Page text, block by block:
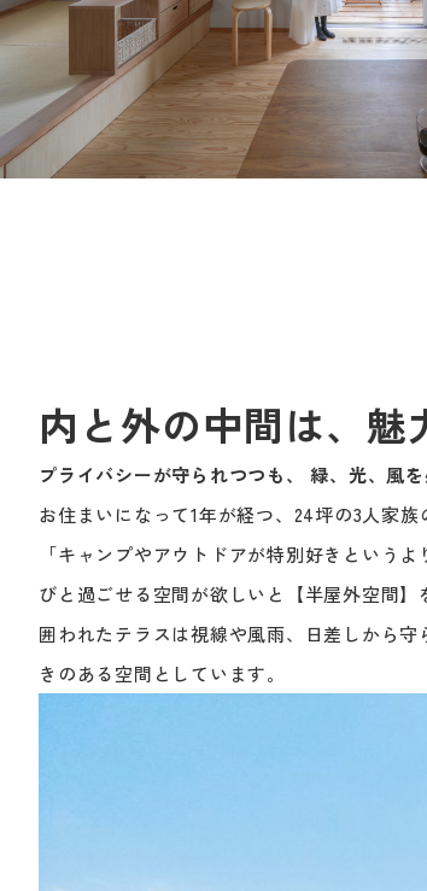
内と外の中間は、魅
プライバシーが守られつつも、 緑、光、風
お住まいになって1年が経つ、24坪の3人家族
「キャンプやアウトドアが特別好きという
びと過ごせる空間が欲しいと【半屋外空間】
囲われたテラスは視線や風雨、日差しから
きのある空間としています。